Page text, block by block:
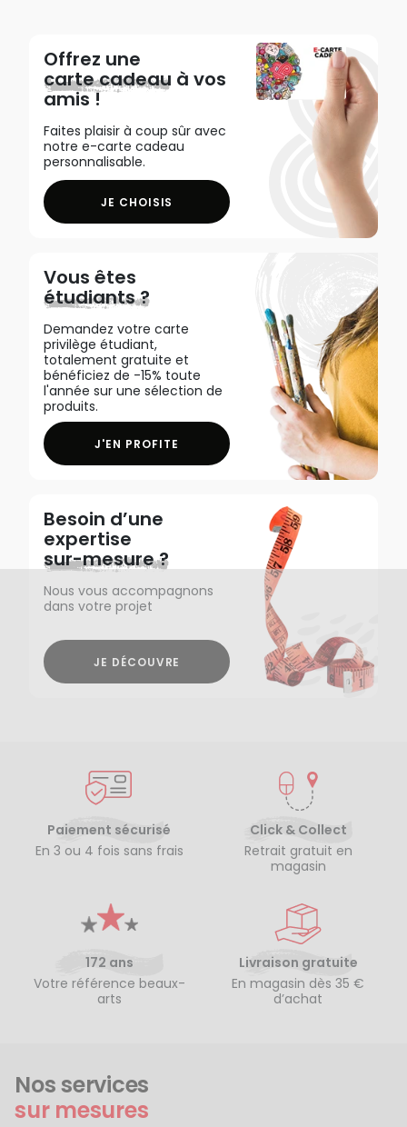
Offrez une
carte cadeau à vos
amis !
Faites plaisir à coup sûr avec
notre e-carte cadeau
personnalisable.
JE CHOISIS
Vous êtes
étudiants ?
Demandez votre carte
privilège étudiant,
totalement gratuite et
bénéficiez de -15% toute
l'année sur une sélection de
produits.
J'EN PROFITE
Besoin d’une
expertise
sur-mesure ?
Nous vous accompagnons
dans votre projet
JE DÉCOUVRE
Paiement sécurisé
En 3 ou 4 fois sans frais
Click & Collect
Retrait gratuit en
magasin
172 ans
Votre référence beaux-
arts
Livraison gratuite
En magasin dès 35 €
d’achat
Nos services
sur mesures